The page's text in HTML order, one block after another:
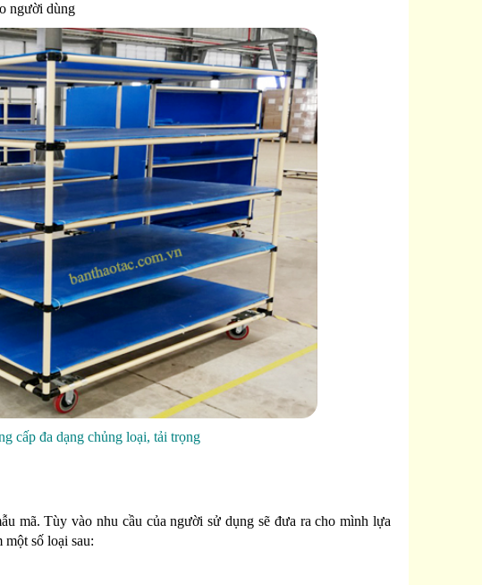
người dùng
cấp đa dạng chủng loại, tải trọng
mã. Tùy vào nhu cầu của người sử dụng sẽ đưa ra cho mình lựa
số loại sau: